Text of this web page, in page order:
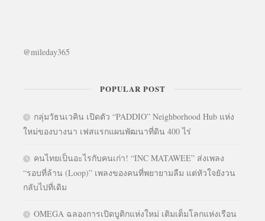
@mileday365
POPULAR POST
กลุ่มวัธนเวคิน เปิดตัว “PADDIO” Neighborhood Hub แห่ง
ใหม่ของบางนา เฟสแรกแผนพัฒนาที่ดิน 400 ไร่
คนไทยเป็นอะไรกับคนเก่า! “INC MATAWEE” ส่งเพลง
“รอบที่ล้าน (Loop)” เพลงของคนที่พยายามลืม แต่หัวใจยังวน
กลับไปที่เดิม
OMEGA ฉลองการเปิดบูติกแห่งใหม่ เติมเต็มโลกแห่งเรือน